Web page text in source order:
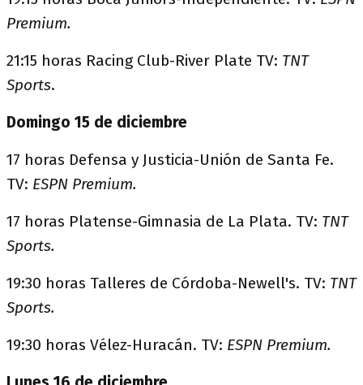
Premium.
21:15 horas Racing Club-River Plate TV: TNT
Sports.
Domingo 15 de diciembre
17 horas Defensa y Justicia-Unión de Santa Fe.
TV: ESPN Premium.
17 horas Platense-Gimnasia de La Plata. TV: TNT
Sports.
19:30 horas Talleres de Córdoba-Newell's. TV: TNT
Sports.
19:30 horas Vélez-Huracán. TV: ESPN Premium.